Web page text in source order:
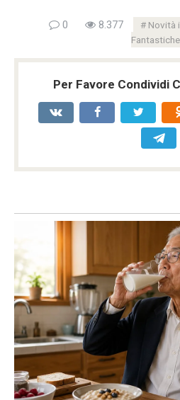
0 8.377 Novità
Fantastiche
Per Favore Condividi